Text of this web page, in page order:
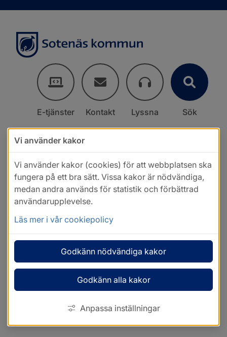
E-tjänster Kontakt Lyssna Sök
Vi använder kakor
Vi använder kakor (cookies) för att webbplatsen ska
fungera på ett bra sätt. Vissa kakor är nödvändiga,
medan andra används för statistik och förbättrad
användarupplevelse.
Läs mer i vår cookiepolicy
Godkänn nödvändiga kakor
Godkänn alla kakor
Anpassa inställningar